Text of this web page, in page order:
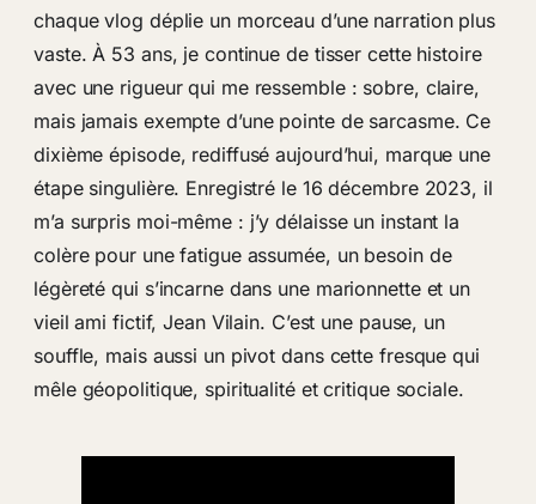
chaque vlog déplie un morceau d’une narration plus
vaste. À 53 ans, je continue de tisser cette histoire
avec une rigueur qui me ressemble : sobre, claire,
mais jamais exempte d’une pointe de sarcasme. Ce
dixième épisode, rediffusé aujourd’hui, marque une
étape singulière. Enregistré le 16 décembre 2023, il
m’a surpris moi-même : j’y délaisse un instant la
colère pour une fatigue assumée, un besoin de
légèreté qui s’incarne dans une marionnette et un
vieil ami fictif, Jean Vilain. C’est une pause, un
souffle, mais aussi un pivot dans cette fresque qui
mêle géopolitique, spiritualité et critique sociale.